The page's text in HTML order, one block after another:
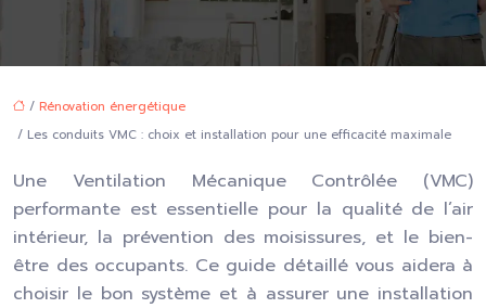
/ Rénovation énergétique
/ Les conduits VMC : choix et installation pour une efficacité maximale
Une Ventilation Mécanique Contrôlée (VMC)
performante est essentielle pour la qualité de l’air
intérieur, la prévention des moisissures, et le bien-
être des occupants. Ce guide détaillé vous aidera à
choisir le bon système et à assurer une installation